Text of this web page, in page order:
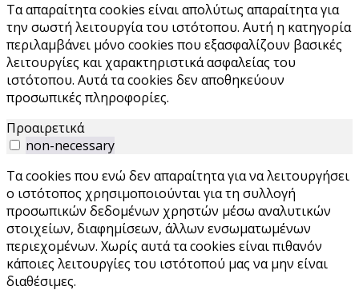
Τα απαραίτητα cookies είναι απολύτως απαραίτητα για
την σωστή λειτουργία του ιστότοπου. Αυτή η κατηγορία
περιλαμβάνει μόνο cookies που εξασφαλίζουν βασικές
λειτουργίες και χαρακτηριστικά ασφαλείας του
ιστότοπου. Αυτά τα cookies δεν αποθηκεύουν
προσωπικές πληροφορίες.
Προαιρετικά
non-necessary
Τα cookies που ενώ δεν απαραίτητα για να λειτουργήσει
ο ιστότοπος χρησιμοποιούνται για τη συλλογή
προσωπικών δεδομένων χρηστών μέσω αναλυτικών
στοιχείων, διαφημίσεων, άλλων ενσωματωμένων
περιεχομένων. Χωρίς αυτά τα cookies είναι πιθανόν
κάποιες λειτουργίες του ιστότοπού μας να μην είναι
διαθέσιμες.